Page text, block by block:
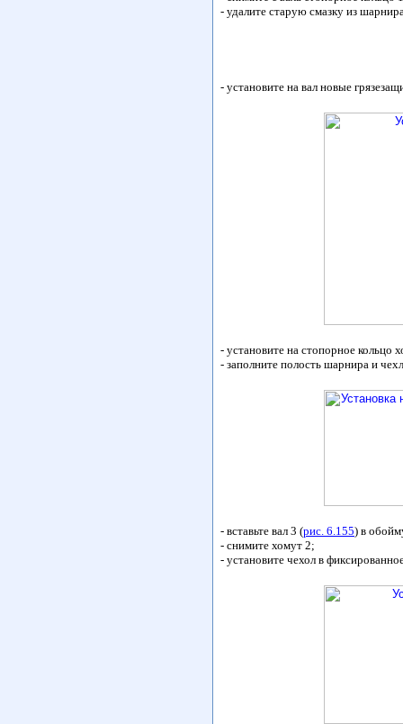
- удалите старую смазку из
- установите на вал новые
- установите на стопорное кольцо
- заполните полость шарнира и
- вставьте вал 3 (рис. 6.155) в
- снимите хомут 2;
- установите чехол в